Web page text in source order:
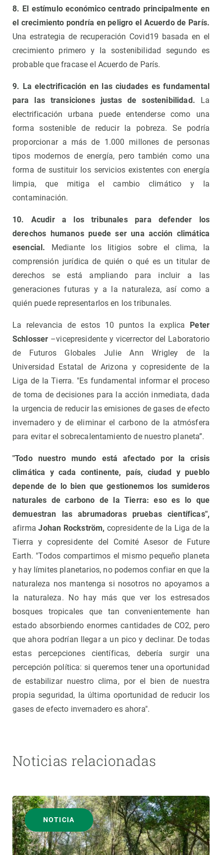
8. El estímulo económico centrado principalmente en
el crecimiento pondría en peligro el Acuerdo de París.
Una estrategia de recuperación Covid19 basada en el
crecimiento primero y la sostenibilidad segundo es
probable que fracase el Acuerdo de París.
9. La electrificación en las ciudades es fundamental
para las transiciones justas de sostenibilidad.
La
electrificación urbana puede entenderse como una
forma sostenible de reducir la pobreza. Se podría
proporcionar a más de 1.000 millones de personas
tipos modernos de energía, pero también como una
forma de sustituir los servicios existentes con energía
limpia, que mitiga el cambio climático y la
contaminación.
10. Acudir a los tribunales para defender los
derechos humanos puede ser una acción climática
esencial.
Mediante los litigios sobre el clima, la
comprensión jurídica de quién o qué es un titular de
derechos se está ampliando para incluir a las
generaciones futuras y a la naturaleza, así como a
quién puede representarlos en los tribunales.
La relevancia de estos 10 puntos la explica
Peter
Schlosser –vicepresidente y vicerrector del Laboratorio
de Futuros Globales Julie Ann Wrigley de la
Universidad Estatal de Arizona y copresidente de la
Liga de la Tierra. "Es fundamental informar el proceso
de toma de decisiones para la acción inmediata, dada
la urgencia de reducir las emisiones de gases de efecto
invernadero y de eliminar el carbono de la atmósfera
para evitar el sobrecalentamiento de nuestro planeta”.
"Todo nuestro mundo está afectado por la crisis
climática y cada continente, país, ciudad y pueblo
depende de lo bien que gestionemos los sumideros
naturales de carbono de la Tierra: eso es lo que
demuestran las abrumadoras pruebas científicas",
afirmaJohan Rockström, copresidente de la Liga de la
Tierra y copresidente del Comité Asesor de Future
Earth. "Todos compartimos el mismo pequeño planeta
y hay límites planetarios, no podemos confiar en que la
naturaleza nos mantenga si nosotros no apoyamos a
la naturaleza. No hay más que ver los estresados
bosques tropicales que tan convenientemente han
estado absorbiendo enormes cantidades de CO2, pero
que ahora podrían llegar a un pico y declinar. De todas
estas percepciones científicas, debería surgir una
percepción política: si queremos tener una oportunidad
de estabilizar nuestro clima, por el bien de nuestra
propia seguridad, la última oportunidad de reducir los
gases de efecto invernadero es ahora".
Noticias relacionadas
NOTICIA